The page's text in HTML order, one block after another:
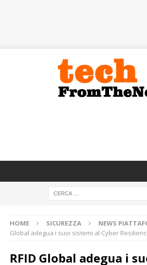
HOME SICUREZZA NEWS
Global adegua i suoi sistemi al Cyber
RFID Global adegua i